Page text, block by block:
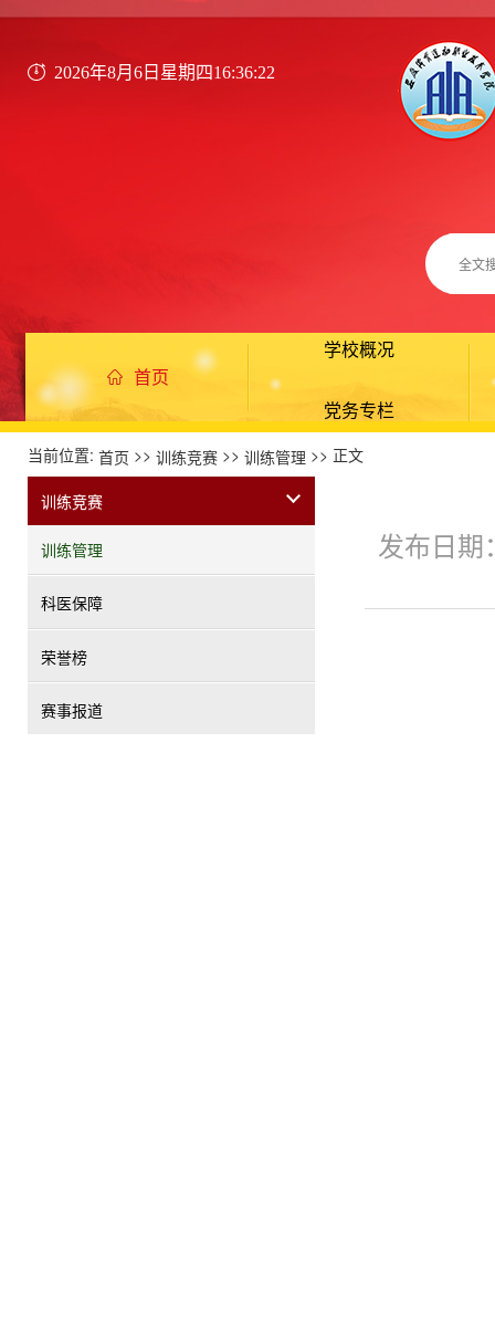
2026年8月6日星期四16:36:22
首页
学校概况
党务专栏
当前位置: 首页 >> 训练竞赛 >> 训练管理 >> 正文
训练竞赛
训练管理
科医保障
荣誉榜
赛事报道
发布日